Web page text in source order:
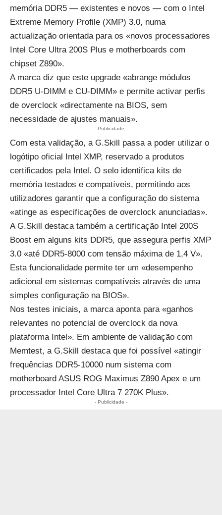
memória DDR5 — existentes e novos — com o Intel
Extreme Memory Profile (XMP) 3.0, numa
actualização orientada para os «novos processadores
Intel Core Ultra 200S Plus e motherboards com
chipset Z890».
A marca diz que este upgrade «abrange módulos
DDR5 U-DIMM e CU-DIMM» e permite activar perfis
de overclock «directamente na BIOS, sem
necessidade de ajustes manuais».
- Publicidade -
Com esta validação, a G.Skill passa a poder utilizar o
logótipo oficial Intel XMP, reservado a produtos
certificados pela Intel. O selo identifica kits de
memória testados e compatíveis, permitindo aos
utilizadores garantir que a configuração do sistema
«atinge as especificações de overclock anunciadas».
A G.Skill destaca também a certificação Intel 200S
Boost em alguns kits DDR5, que assegura perfis XMP
3.0 «até DDR5-8000 com tensão máxima de 1,4 V».
Esta funcionalidade permite ter um «desempenho
adicional em sistemas compatíveis através de uma
simples configuração na BIOS».
Nos testes iniciais, a marca aponta para «ganhos
relevantes no potencial de overclock da nova
plataforma Intel». Em ambiente de validação com
Memtest, a G.Skill destaca que foi possível «atingir
frequências DDR5-10000 num sistema com
motherboard ASUS ROG Maximus Z890 Apex e um
processador Intel Core Ultra 7 270K Plus».
- Publicidade -